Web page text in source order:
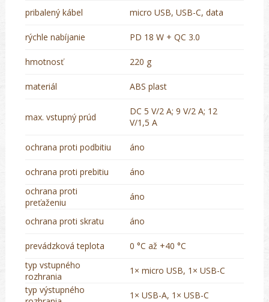
pribalený kábel micro USB, USB-C, data
rýchle nabíjanie PD 18 W + QC 3.0
hmotnosť 220 g
materiál ABS plast
max. vstupný prúd
DC 5 V/2 A; 9 V/2 A; 12
V/1,5 A
ochrana proti podbitiu áno
ochrana proti prebitiu
áno
ochrana proti
preťaženiu
áno
ochrana proti skratu áno
prevádzková teplota
0 °C až +40 °C
typ vstupného
rozhrania
1× micro USB, 1× USB-C
typ výstupného
1× USB-A, 1× USB-C